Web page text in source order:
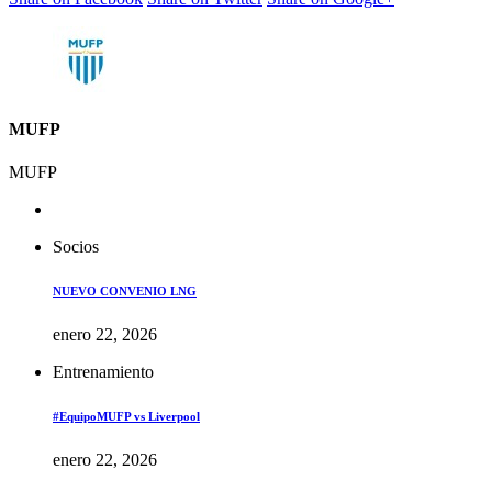
MUFP
MUFP
Socios
NUEVO CONVENIO LNG
enero 22, 2026
Entrenamiento
#EquipoMUFP vs Liverpool
enero 22, 2026